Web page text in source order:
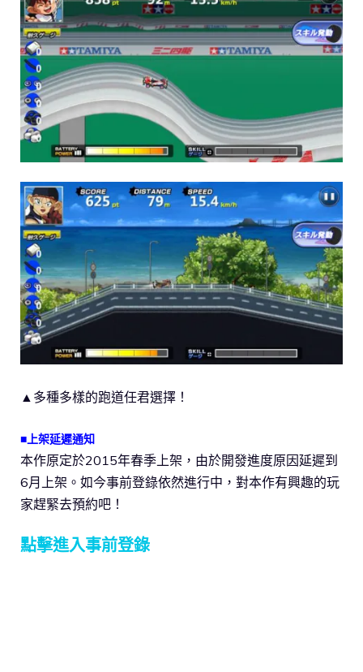
▲多種多樣的跑道任君選擇！
■上架延遲通知
本作原定於2015年春季上架，由於開發進度原因延遲到
6月上架。如今事前登錄依然進行中，對本作有興趣的玩
家趕緊去預約吧！
點擊進入事前登錄